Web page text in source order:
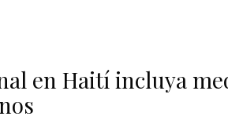
en Haití incluya